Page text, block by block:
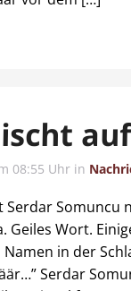
auf
08:55 Uhr in
Somuncu
Geiles Wort.
in der
Serdar